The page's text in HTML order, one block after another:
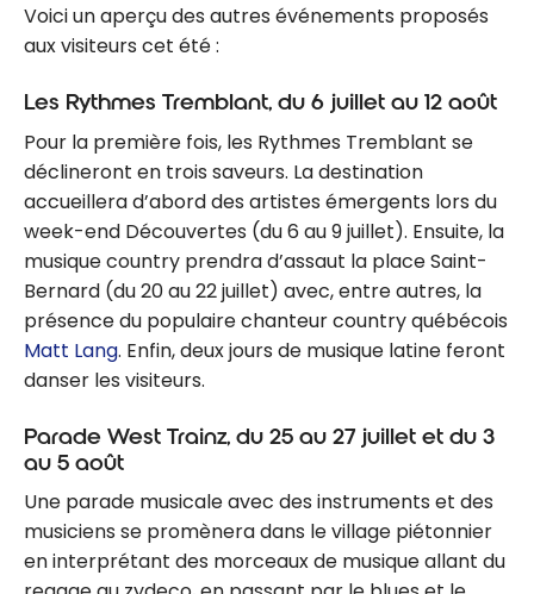
Voici un aperçu des autres événements proposés
aux visiteurs cet été :
Les Rythmes Tremblant, du 6 juillet au 12 août
Pour la première fois, les Rythmes Tremblant se
déclineront en trois saveurs. La destination
accueillera d’abord des artistes émergents lors du
week-end Découvertes (du 6 au 9 juillet). Ensuite, la
musique country prendra d’assaut la place Saint-
Bernard (du 20 au 22 juillet) avec, entre autres, la
présence du populaire chanteur country québécois
Matt Lang. Enfin, deux jours de musique latine feront
danser les visiteurs.
Parade West Trainz, du 25 au 27 juillet et du 3
au 5 août
Une parade musicale avec des instruments et des
musiciens se promènera dans le village piétonnier
en interprétant des morceaux de musique allant du